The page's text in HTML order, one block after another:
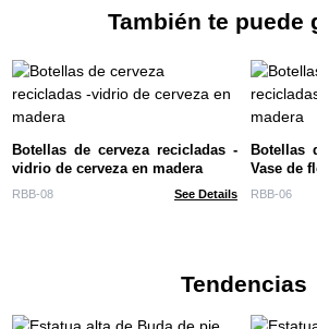
También te puede
Botellas de cerveza recicladas -
vidrio de cerveza en madera
RBB-08 See Details
Botellas
Vase de
RBB-06
Tendencias